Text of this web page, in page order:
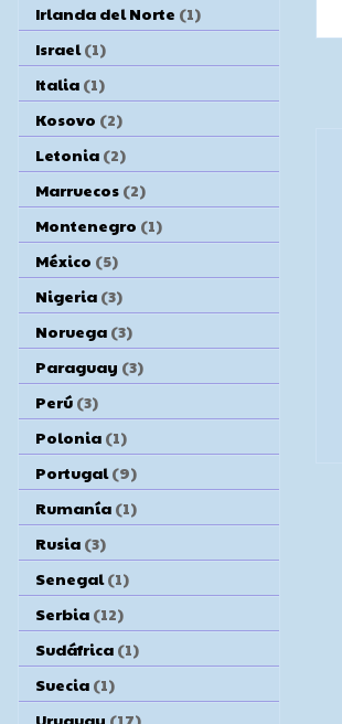
Irlanda del Norte (1)
Israel (1)
Italia (1)
Kosovo (2)
Letonia (2)
Marruecos (2)
Montenegro (1)
México (5)
Nigeria (3)
Noruega (3)
Paraguay (3)
Perú (3)
Polonia (1)
Portugal (9)
Rumanía (1)
Rusia (3)
Senegal (1)
Serbia (12)
Sudáfrica (1)
Suecia (1)
Uruguay (17)